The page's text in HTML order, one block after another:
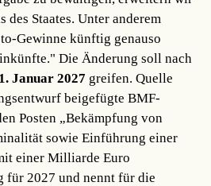
des Staates. Unter anderem
Gewinne künftig genauso
Die Änderung soll nach
1. Januar 2027 greifen.Quelle
beigefügte BMF-
Posten „Bekämpfung von
sowie Einführung einer
einer Milliarde Euro
für 2027 und nennt für die